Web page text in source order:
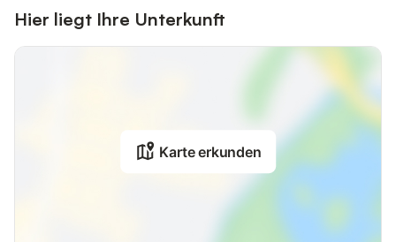
Hier liegt Ihre Unterkunft
Karte erkunden